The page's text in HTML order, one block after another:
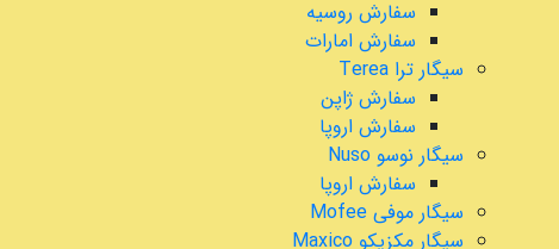
سفارش روسیه
سفارش امارات
سیگار ترا Terea
سفارش ژاپن
سفارش اروپا
سیگار نوسو Nuso
سفارش اروپا
سیگار موفی Mofee
سیگار مکزیکو Maxico